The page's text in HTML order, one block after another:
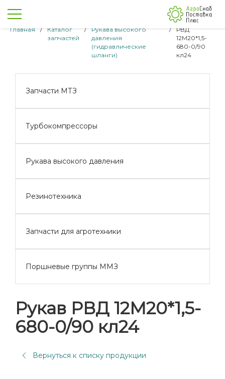
Главная /
Каталог
запчастей
/
Рукава высокого
давления
(гидравлические
шланги)
/
РВД
12М20*1,5-
680-0/90
кл24
Запчасти МТЗ
Турбокомпрессоры
Рукава высокого давления
Резинотехника
Запчасти для агротехники
Поршневые группы ММЗ
Рукав РВД 12М20*1,5-
680-0/90 кл24
Вернуться к списку продукции